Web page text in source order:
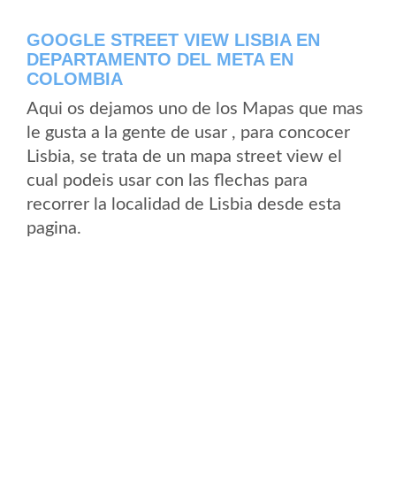
GOOGLE STREET VIEW LISBIA EN
DEPARTAMENTO DEL META EN
COLOMBIA
Aqui os dejamos uno de los Mapas que mas
le gusta a la gente de usar , para concocer
Lisbia, se trata de un mapa street view el
cual podeis usar con las flechas para
recorrer la localidad de Lisbia desde esta
pagina.